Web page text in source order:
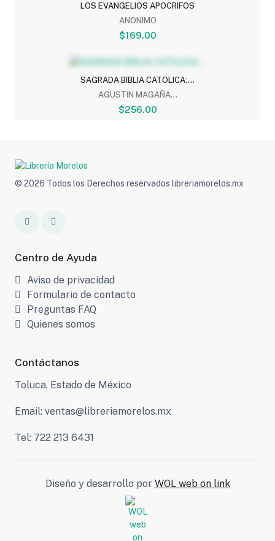
LOS EVANGELIOS APOCRIFOS
ANONIMO
$169.00
SAGRADA BIBLIA CATOLICA:...
AGUSTIN MAGAÑA...
$256.00
© 2026 Todos los Derechos reservados libreriamorelos.mx
Centro de Ayuda
Aviso de privacidad
Formulario de contacto
Preguntas FAQ
Quienes somos
Contáctanos
Toluca, Estado de México
Email: ventas@libreriamorelos.mx
Tel: 722 213 6431
Diseño y desarrollo por WOL web on link